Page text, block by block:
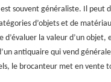
souvent généraliste. Il peut
d’objets et de
d’évaluer la valeur d’un objet,
antiquaire qui vend
le brocanteur met en vente